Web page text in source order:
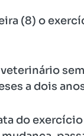
(8) o
a dois
do